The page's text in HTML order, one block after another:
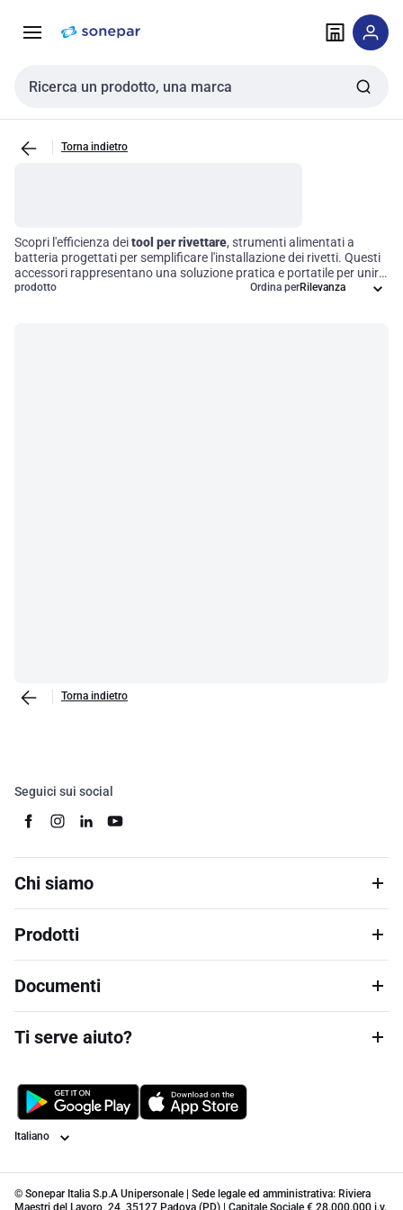
navigazione alla
Cerca input
Torna indietro
Scopri l'efficienza deitool per rivettare, strumenti alimentati a
batteria progettati per semplificare l'installazione dei rivetti. Questi
accessori rappresentano una soluzione pratica e portatile per unire
materiali in modo rapido e preciso, rendendoli ideali per applicazioni
prodotto Ordina per
Torna indietro
Seguici sui social
Chi siamo
Prodotti
Documenti
Ti serve aiuto?
Lingua
© Sonepar Italia S.p.A Unipersonale | Sede legale ed amministrativa: Riviera
Maestri del Lavoro, 24, 35127 Padova (PD) | Capitale Sociale € 28.000.000 i.v.